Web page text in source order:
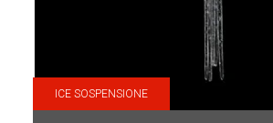
ICE SOSPENSIONE